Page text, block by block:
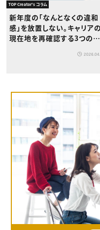
TOP Creator's コラム
新年度の「なんとなくの違和
感」を放置しない。キャリアの
現在地を再確認する3つのス